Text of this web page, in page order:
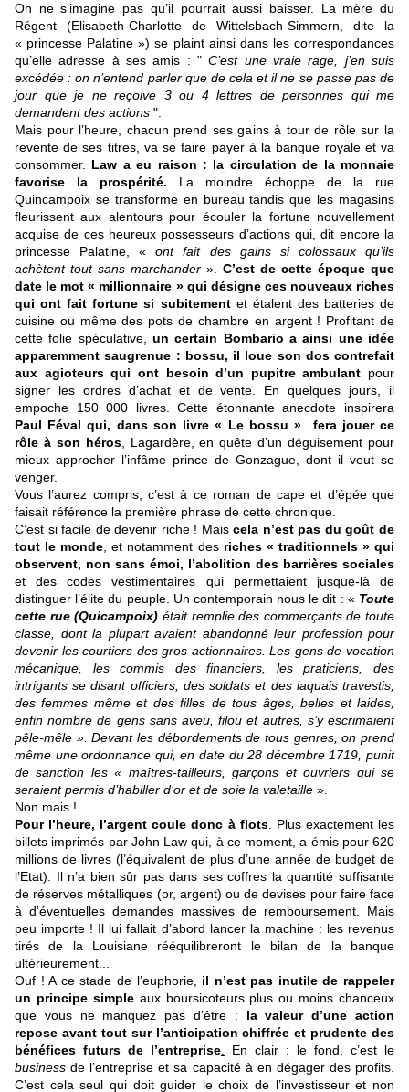
On ne s’imagine pas qu’il pourrait aussi baisser. La mère du
Régent (Elisabeth-Charlotte de Wittelsbach-Simmern, dite la
« princesse Palatine ») se plaint ainsi dans les correspondances
qu’elle adresse à ses amis : "C’est une vraie rage, j’en suis
excédée : on n’entend parler que de cela et il ne se passe pas de
jour que je ne reçoive 3 ou 4 lettres de personnes qui me
demandent des actions ".
Mais pour l’heure, chacun prend ses gains à tour de rôle sur la
revente de ses titres, va se faire payer à la banque royale et va
consommer. Law a eu raison : la circulation de la monnaie
favorise la prospérité. La moindre échoppe de la rue
Quincampoix se transforme en bureau tandis que les magasins
fleurissent aux alentours pour écouler la fortune nouvellement
acquise de ces heureux possesseurs d’actions qui, dit encore la
princesse Palatine, «ont fait des gains si colossaux qu’ils
achètent tout sans marchander ». C’est de cette époque que
date le mot « millionnaire » qui désigne ces nouveaux riches
qui ont fait fortune si subitementet étalent des batteries de
cuisine ou même des pots de chambre en argent ! Profitant de
cette folie spéculative, un certain Bombario a ainsi une idée
apparemment saugrenue : bossu, il loue son dos contrefait
aux agioteurs qui ont besoin d’un pupitre ambulant pour
signer les ordres d’achat et de vente. En quelques jours, il
empoche 150 000 livres. Cette étonnante anecdote inspirera
Paul Féval qui, dans son livre « Le bossu » fera jouer ce
rôle à son héros, Lagardère, en quête d’un déguisement pour
mieux approcher l’infâme prince de Gonzague, dont il veut se
venger.
Vous l’aurez compris, c’est à ce roman de cape et d’épée que
faisait référence la première phrase de cette chronique.
C’est si facile de devenir riche ! Maiscela n’est pas du goût de
tout le monde , et notamment des riches « traditionnels » qui
observent, non sans émoi, l’abolition des barrières sociales
et des codes vestimentaires qui permettaient jusque-là de
distinguer l’élite du peuple. Un contemporain nous le dit : « Toute
cette rue (Quicampoix) était remplie des commerçants de toute
classe, dont la plupart avaient abandonné leur profession pour
devenir les courtiers des gros actionnaires. Les gens de vocation
mécanique, les commis des financiers, les praticiens, des
intrigants se disant officiers, des soldats et des laquais travestis,
des femmes même et des filles de tous âges, belles et laides,
enfin nombre de gens sans aveu, filou et autres, s’y escrimaient
pêle-mêle ». Devant les débordements de tous genres, on prend
même une ordonnance qui, en date du 28 décembre 1719, punit
de sanction les « maîtres-tailleurs, garçons et ouvriers qui se
seraient permis d’habiller d’or et de soie la valetaille ».
Non mais !
Pour l’heure, l’argent coule donc à flots. Plus exactement les
billets imprimés par John Law qui, à ce moment, a émis pour 620
millions de livres (l’équivalent de plus d’une année de budget de
l’Etat). Il n’a bien sûr pas dans ses coffres la quantité suffisante
de réserves métalliques (or, argent) ou de devises pour faire face
à d’éventuelles demandes massives de remboursement. Mais
peu importe ! Il lui fallait d’abord lancer la machine : les revenus
tirés de la Louisiane rééquilibreront le bilan de la banque
ultérieurement...
Ouf ! A ce stade de l’euphorie, il n’est pas inutile de rappeler
un principe simpleaux boursicoteurs plus ou moins chanceux
que vous ne manquez pas d’être : la valeur d’une action
repose avant tout sur l’anticipation chiffrée et prudente des
bénéfices futurs de l’entreprise
En clair : le fond, c’est le
business de l’entreprise et sa capacité à en dégager des profits.
C’est cela seul qui doit guider le choix de l’investisseur et non